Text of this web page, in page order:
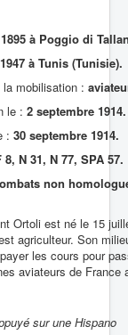
à Poggio di
à Tunis (Tunisie).
mobilisation :
le : 2 septembre 1914.
: 30 septembre 1914.
8, N 31, N 77, SPA 57.
non
Ortoli est né le 15
agriculteur. Son
les cours pour
aviateurs de France
sur une Hispano